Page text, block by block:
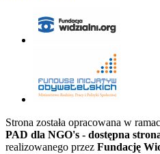
Strona została opracowana w
PAD dla NGO's - dostępna
realizowanego przez Fundację